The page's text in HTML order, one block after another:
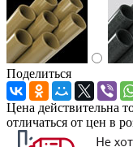
Поделиться
Цена действительна
отличаться от цен в